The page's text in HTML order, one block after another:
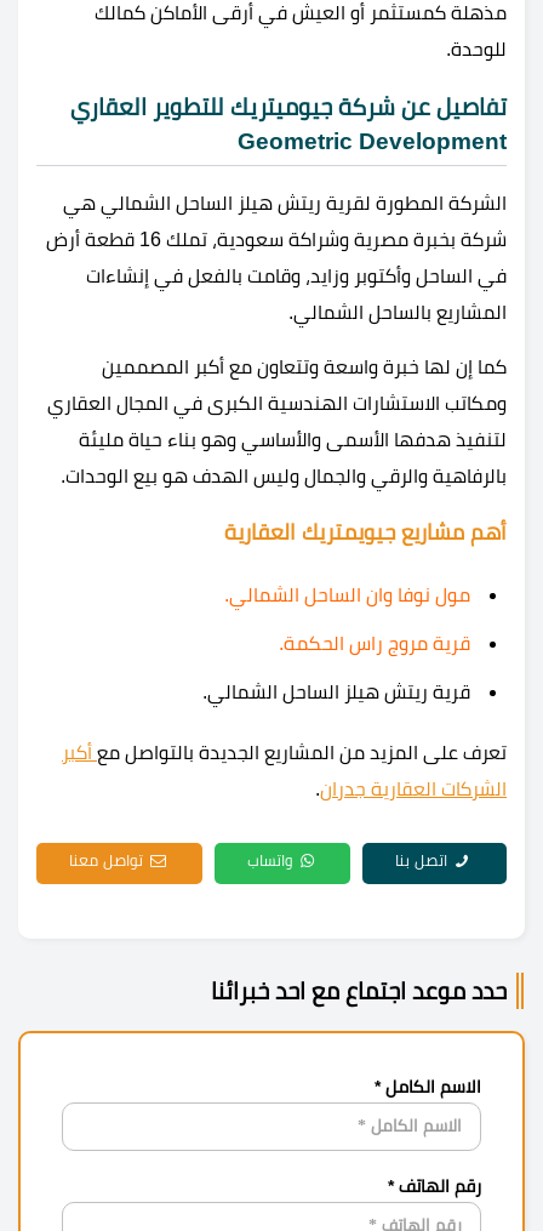
مذهلة كمستثمر أو العيش في أرقى الأماكن كمالك
للوحدة.
تفاصيل عن شركة جيوميتريك للتطوير العقاري
Geometric Development
الشركة المطورة لقرية ريتش هيلز الساحل الشمالي هي
شركة بخبرة مصرية وشراكة سعودية، تملك 16 قطعة أرض
في الساحل وأكتوبر وزايد، وقامت بالفعل في إنشاءات
المشاريع بالساحل الشمالي.
كما إن لها خبرة واسعة وتتعاون مع أكبر المصممين
ومكاتب الاستشارات الهندسية الكبرى في المجال العقاري
لتنفيذ هدفها الأسمى والأساسي وهو بناء حياة مليئة
بالرفاهية والرقي والجمال وليس الهدف هو بيع الوحدات.
أهم مشاريع جيويمتريك العقارية
مول نوفا وان الساحل الشمالي.
قرية مروج راس الحكمة.
قرية ريتش هيلز الساحل الشمالي.
تعرف على المزيد من المشاريع الجديدة بالتواصل مع أكبر
الشركات العقارية جدران.
اتصل بنا واتساب تواصل معنا
حدد موعد اجتماع مع احد خبرائنا
الاسم الكامل *
رقم الهاتف *